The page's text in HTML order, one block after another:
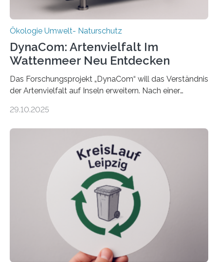
Ökologie Umwelt- Naturschutz
DynaCom: Artenvielfalt Im
Wattenmeer Neu Entdecken
Das Forschungsprojekt „DynaCom“ will das Verständnis
der Artenvielfalt auf Inseln erweitern. Nach einer
Beobachtungen im Wattenmeer ist nun eine große
Oldenburg befassen sich insbesondere damit, wie ein
Ökosystem gedeiht – und wie sich dieser Prozess
verlässlich prognostizieren lässt. Grünes Licht für
„DynaCom“: Die Deutsche Forschungsgemeinschaft
(DFG) fördert das Anfang 2019 gestartete
Forschungsprojekt an der Universität Oldenburg für
zwei weitere Jahre mit rund 1,2 Millionen Euro. „Wir
freuen uns sehr über…
29.10.2025